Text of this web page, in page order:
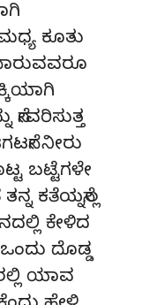
ಕೂತು
ನೀರು
ಬಟ್ಟೆಗಳೇ
ಕತೆಯನ್ನೆಲ್ಲ
ಕೇಳಿದ
ದೊಡ್ಡ
ಯಾವ